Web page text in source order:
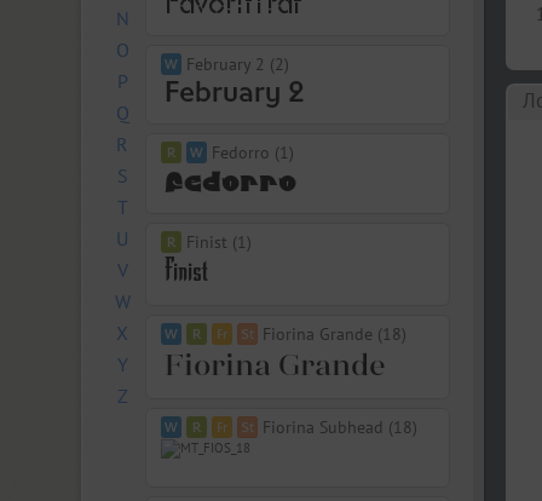
N
O
P
Q
R
S
T
U
V
W
X
Y
Z
February 2 (2)
Fedorro (1)
Finist (1)
Fiorina Grande (18)
Fiorina Subhead (18)